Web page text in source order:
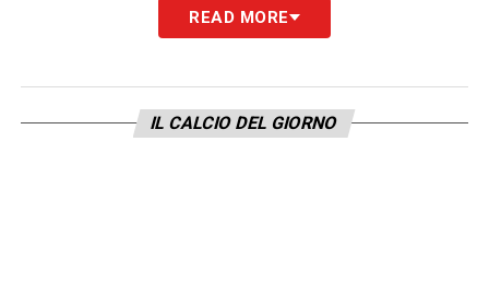
READ MORE
IL CALCIO DEL GIORNO